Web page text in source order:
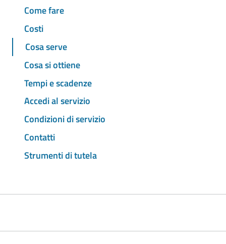
Come fare
Costi
Cosa serve
Cosa si ottiene
Tempi e scadenze
Accedi al servizio
Condizioni di servizio
Contatti
Strumenti di tutela